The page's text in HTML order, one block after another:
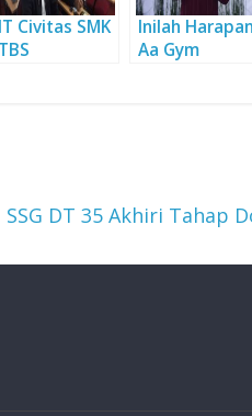
Civitas SMK
Inilah Harapan
Aa Gym
SSG DT 35 Akhiri Tahap